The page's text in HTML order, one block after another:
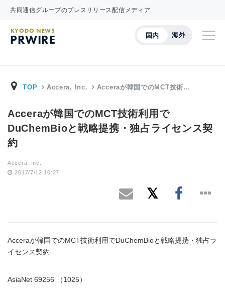
共同通信グループのプレスリリース配信メディア
国内 海外
KYODO NEWS
PRWIRE
TOP Accera, Inc. Acceraが韓国でのMCT技術…
Acceraが韓国でのMCT技術利用で
DuChemBioと戦略提携・独占ライセンス契
約
Accera, Inc.
2017/7/12 10:27
Acceraが韓国でのMCT技術利用でDuChemBioと戦略提携・独占ラ
イセンス契約
AsiaNet 69256 （1025）